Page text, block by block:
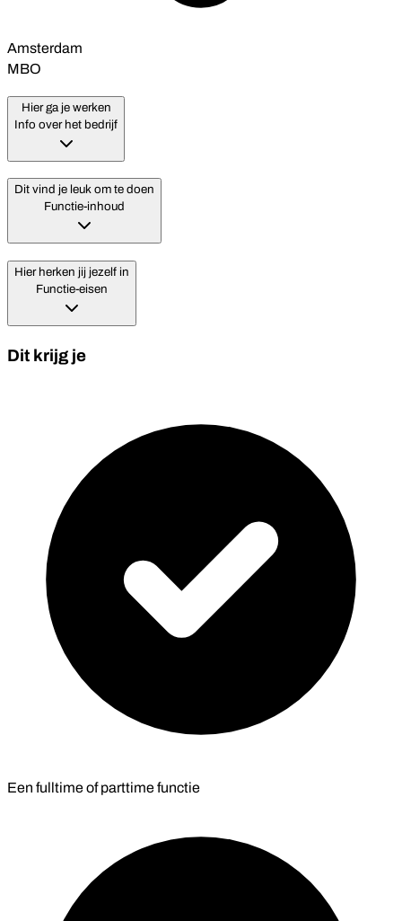
Amsterdam
MBO
Hier ga je werken
Info over het bedrijf
Dit vind je leuk om te doen
Functie-inhoud
Hier herken jij jezelf in
Functie-eisen
Dit krijg je
Een fulltime of parttime functie